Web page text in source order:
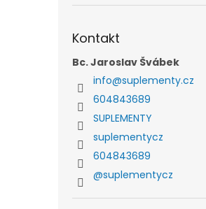
Kontakt
Bc. Jaroslav Švábek
info@suplementy.cz
604843689
SUPLEMENTY
suplementycz
604843689
@suplementycz